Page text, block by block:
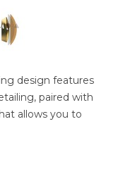
design features
paired with
allows you to